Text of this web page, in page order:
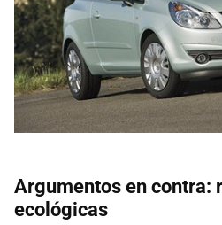
Argumentos en contra:
ecológicas